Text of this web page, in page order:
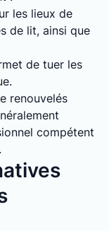
les lieux de
de lit, ainsi que
de tuer les
renouvelés
compétent